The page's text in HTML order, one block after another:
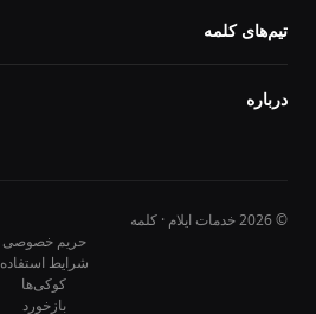
تیم‌های کلمه
درباره
© 2026 خدمات ایلام · کلمه
حریم خصوصی
شرایط استفاده
کوکی‌ها
بازخورد
10